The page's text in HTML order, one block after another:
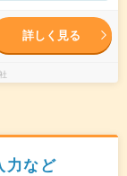
詳しく見る
力など